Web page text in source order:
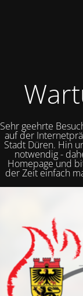
Sehr geehrte
auf der
Stadt Düren. Hin
notwendig -
Homepage und
der Zeit einfach